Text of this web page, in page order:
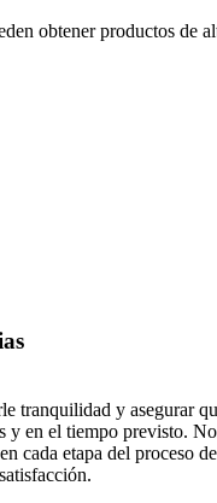
obtener productos de
tranquilidad y asegurar
y en el tiempo previsto.
cada etapa del proceso de